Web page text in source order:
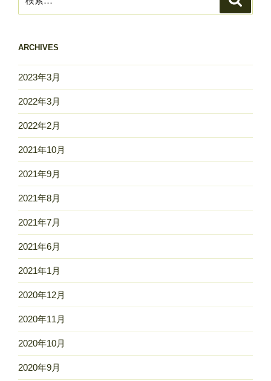
索:
ARCHIVES
2023年3月
2022年3月
2022年2月
2021年10月
2021年9月
2021年8月
2021年7月
2021年6月
2021年1月
2020年12月
2020年11月
2020年10月
2020年9月